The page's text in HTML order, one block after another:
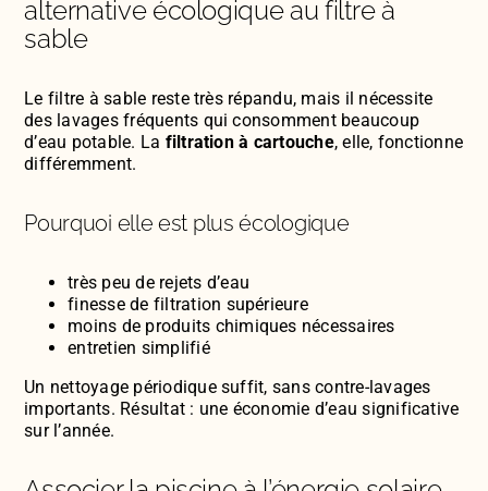
alternative écologique au filtre à
sable
Le filtre à sable reste très répandu, mais il nécessite
des lavages fréquents qui consomment beaucoup
d’eau potable. La filtration à cartouche, elle, fonctionne
différemment.
Pourquoi elle est plus écologique
très peu de rejets d’eau
finesse de filtration supérieure
moins de produits chimiques nécessaires
entretien simplifié
Un nettoyage périodique suffit, sans contre-lavages
importants. Résultat : une économie d’eau significative
sur l’année.